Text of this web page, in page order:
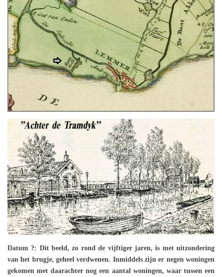
Datum ?: Dit beeld, zo rond de vijftiger jaren, is met uitzondering
van het brugje, geheel verdwenen. Inmiddels zijn er negen woningen
gekomen met daarachter nog een aantal woningen, waar tussen een